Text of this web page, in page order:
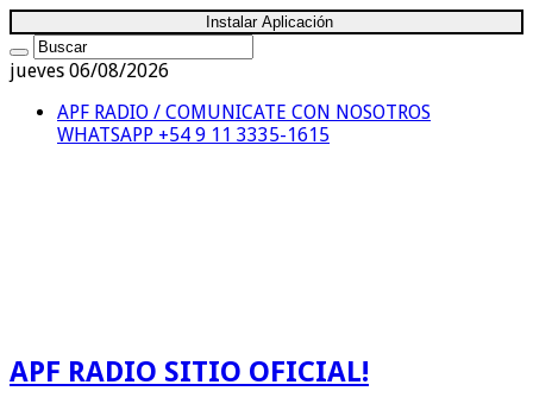
Instalar Aplicación
jueves 06/08/2026
APF RADIO / COMUNICATE CON NOSOTROS
WHATSAPP +54 9 11 3335-1615
APF RADIO SITIO OFICIAL!